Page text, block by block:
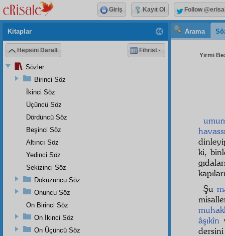
Arama
Yirmi
havass
ki,
Şu
âşıkîn
Kitaplar
Hepsini Daralt Fihrist
Sözler
Birinci Söz
İkinci Söz
Üçüncü Söz
Dördüncü Söz
Beşinci Söz
Altıncı Söz
Yedinci Söz
Sekizinci Söz
Dokuzuncu Söz
Onuncu Söz
On Birinci Söz
On İkinci Söz
On Üçüncü Söz
Giriş Kayıt Ol Follow